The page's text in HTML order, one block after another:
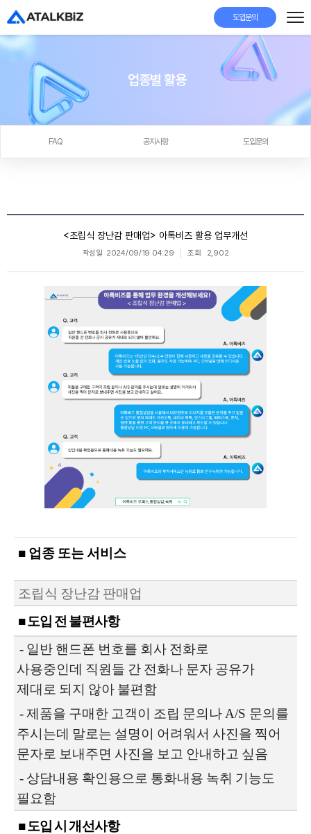
도입문의
업종별 활용
FAQ 공지사항 도입문의
<조립식 장난감 판매업> 아톡비즈 활용 업무개선
작성일 2024/09/19 04:29 조회 2,902
■ 업종 또는 서비스
조립식 장난감 판매업
■ 도입 전 불편사항
- 일반 핸드폰 번호를 회사 전화로
사용중인데 직원들 간 전화나 문자 공유가
제대로 되지 않아 불편함
-제품을 구매한 고객이 조립 문의나 A/S 문의를
주시는데 말로는 설명이 어려워서 사진을 찍어
문자로 보내주면 사진을 보고 안내하고 싶음
- 상담내용 확인용으로 통화내용 녹취 기능도
필요함
■ 도입 시 개선사항